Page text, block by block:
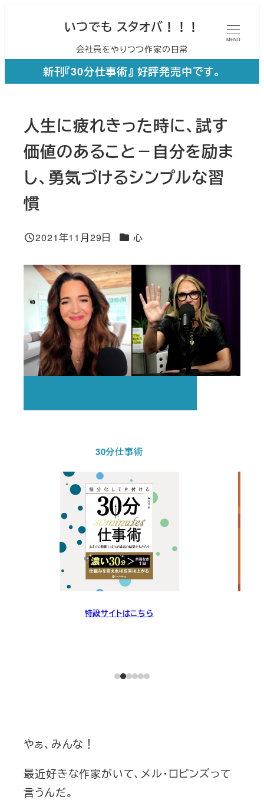
ン
いつでも スタオバ！！！
会社員をやりつつ作家の日常
MENU
新刊『30分仕事術』 好評発売中です。
人生に疲れきった時に、試す
価値のあること－自分を励ま
し、勇気づけるシンプルな習
慣
投稿日
2021年11月29日 カテゴリー
心
30分仕事術
特設サイトはこちら
やぁ、みんな！
最近好きな作家がいて、メル・ロビンズって
言うんだ。